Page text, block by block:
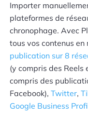
Importer
plateformes de
chronophage. Avec
tous vos contenus
publication sur 8
(y compris des Reels
compris des
Facebook), Twitter,
Google Business